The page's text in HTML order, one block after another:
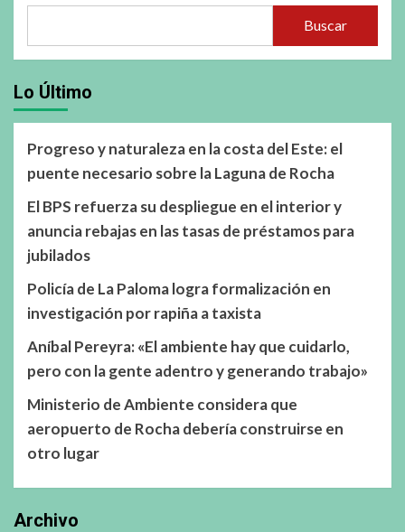
Buscar
Lo Último
Progreso y naturaleza en la costa del Este: el
puente necesario sobre la Laguna de Rocha
El BPS refuerza su despliegue en el interior y
anuncia rebajas en las tasas de préstamos para
jubilados
Policía de La Paloma logra formalización en
investigación por rapiña a taxista
Aníbal Pereyra: «El ambiente hay que cuidarlo,
pero con la gente adentro y generando trabajo»
Ministerio de Ambiente considera que
aeropuerto de Rocha debería construirse en
otro lugar
Archivo